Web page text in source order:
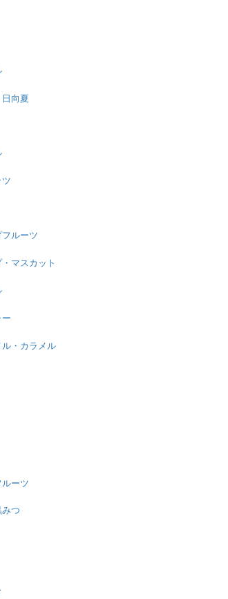
向夏
ツ
ルーツ
マスカット
ー
ル・カラメル
ーツ
つ